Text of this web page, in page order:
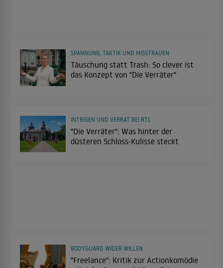
Täuschung statt Trash: So clever ist
das Konzept von "Die Verräter"
SPANNUNG, TAKTIK UND MISSTRAUEN
"Die Verräter": Was hinter der
düsteren Schloss-Kulisse steckt
INTRIGEN UND VERRAT BEI RTL
"Freelance": Kritik zur Actionkomödie
BODYGUARD WIDER WILLEN